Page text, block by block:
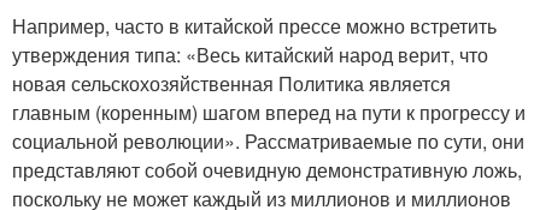
Например, часто в китайской прессе можно встретить
утверждения типа: «Весь китайский народ верит, что
новая сельскохозяйственная Политика является
главным (коренным) шагом вперед на пути к прогрессу и
социальной революции». Рассматриваемые по сути, они
представляют собой очевидную демонстративную ложь,
поскольку не может каждый из миллионов и миллионов